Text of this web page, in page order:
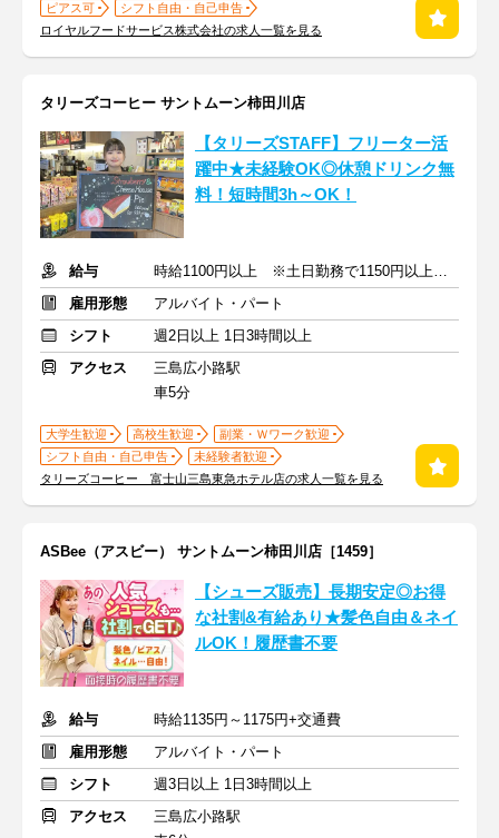
ピアス可
シフト自由・自己申告
ロイヤルフードサービス株式会社の求人一覧を見る
タリーズコーヒー サントムーン柿田川店
【タリーズSTAFF】フリーター活
躍中★未経験OK◎休憩ドリンク無
料！短時間3h～OK！
給与
時給1100円以上 ※土日勤務で1150円以上 +交通費支給
雇用形態
アルバイト・パート
シフト
週2日以上 1日3時間以上
アクセス
三島広小路駅
車5分
大学生歓迎 高校生歓迎
副業・Ｗワーク歓迎
シフト自由・自己申告
未経験者歓迎
タリーズコーヒー 富士山三島東急ホテル店の求人一覧を見る
ASBee（アスビー） サントムーン柿田川店［1459］
【シューズ販売】長期安定◎お得
な社割&有給あり★髪色自由＆ネイ
ルOK！履歴書不要
給与
時給1135円～1175円+交通費
雇用形態
アルバイト・パート
シフト
週3日以上 1日3時間以上
アクセス
三島広小路駅